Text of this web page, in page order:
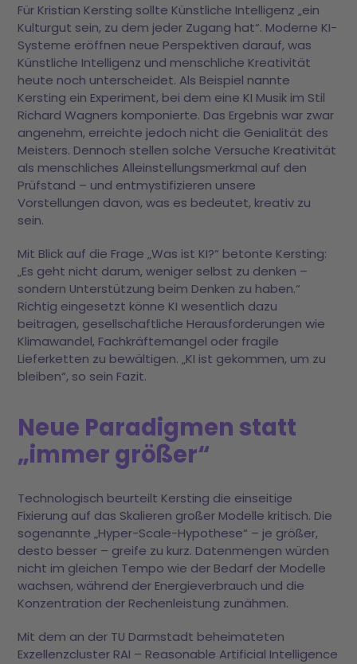
Für Kristian Kersting sollte Künstliche Intelligenz „ein
Kulturgut sein, zu dem jeder Zugang hat“. Moderne KI-
Systeme eröffnen neue Perspektiven darauf, was
Künstliche Intelligenz und menschliche Kreativität
heute noch unterscheidet. Als Beispiel nannte
Kersting ein Experiment, bei dem eine KI Musik im Stil
Richard Wagners komponierte. Das Ergebnis war zwar
angenehm, erreichte jedoch nicht die Genialität des
Meisters. Dennoch stellen solche Versuche Kreativität
als menschliches Alleinstellungsmerkmal auf den
Prüfstand – und entmystifizieren unsere
Vorstellungen davon, was es bedeutet, kreativ zu
sein.
Mit Blick auf die Frage „Was ist KI?“ betonte Kersting:
„Es geht nicht darum, weniger selbst zu denken –
sondern Unterstützung beim Denken zu haben.“
Richtig eingesetzt könne KI wesentlich dazu
beitragen, gesellschaftliche Herausforderungen wie
Klimawandel, Fachkräftemangel oder fragile
Lieferketten zu bewältigen. „KI ist gekommen, um zu
bleiben“, so sein Fazit.
Neue Paradigmen statt
„immer größer“
Technologisch beurteilt Kersting die einseitige
Fixierung auf das Skalieren großer Modelle kritisch. Die
sogenannte „Hyper-Scale-Hypothese“ – je größer,
desto besser – greife zu kurz. Datenmengen würden
nicht im gleichen Tempo wie der Bedarf der Modelle
wachsen, während der Energieverbrauch und die
Konzentration der Rechenleistung zunähmen.
Mit dem an der TU Darmstadt beheimateten
Exzellenzcluster RAI – Reasonable Artificial Intelligence